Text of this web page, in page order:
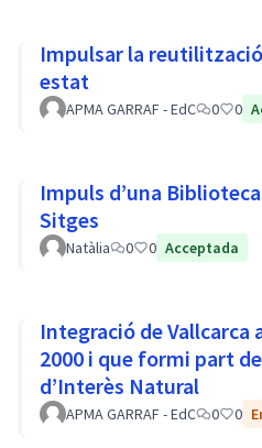
Impulsar la
estat
APMA GARRAF - EdC 0 0
Impuls d’una
Sitges
Natàlia 0 0 Acceptada
Integració de Vallcarca
2000 i que formi part
d’Interès Natural
APMA GARRAF - EdC 0 0